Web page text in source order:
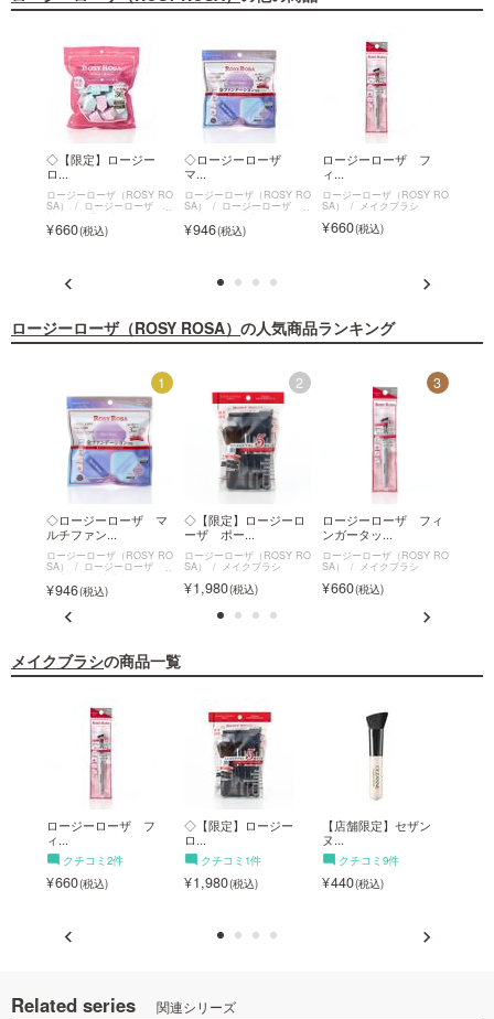
◇【限定】ロージー
ロ...
ロージーローザ（ROSY RO
SA） ロージーローザ バ
リュースポンジ
660
◇ロージーローザ
マ...
ロージーローザ（ROSY RO
SA） ロージーローザ マ
ルチファンデパフ
946
ロージーローザ フ
ィ...
ロージーローザ（ROSY RO
SA） メイクブラシ
660
ロージーローザ（ROSY ROSA） の人気商品ランキング
1
◇ロージーローザ マ
ルチファン...
ロージーローザ（ROSY RO
SA） ロージーローザ マ
ルチファンデパフ
946
2
◇【限定】ロージーロ
ーザ ポー...
ロージーローザ（ROSY RO
SA） メイクブラシ
1,980
3
ロージーローザ フィ
ンガータッ...
ロージーローザ（ROSY RO
SA） メイクブラシ
660
メイクブラシの商品一覧
ロージーローザ フ
ィ...
クチコミ2件
660
◇【限定】ロージー
ロ...
クチコミ1件
1,980
【店舗限定】セザン
ヌ...
クチコミ9件
440
Related series 関連シリーズ